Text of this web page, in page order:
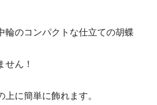
輪のコンパクトな仕立ての胡蝶
せん！
に簡単に飾れます。